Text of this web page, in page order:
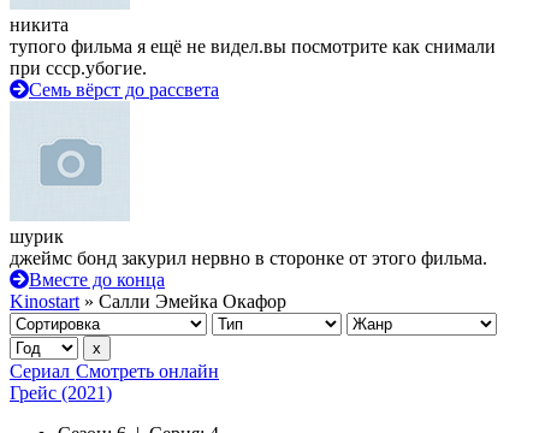
никита
тупого фильма я ещё не видел.вы посмотрите как снимали
при ссср.убогие.
Семь вёрст до рассвета
шурик
джеймс бонд закурил нервно в сторонке от этого фильма.
Вместе до конца
Kinostart » Салли Эмейка Окафор
Сериал Смотреть онлайн
Грейс (2021)